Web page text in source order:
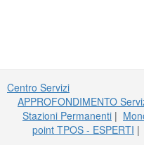
Centro Servizi
APPROFONDIMENTO
Stazioni Permanenti |
point TPOS - ESPERTI |